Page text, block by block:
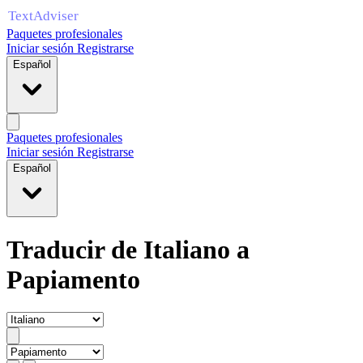
Paquetes profesionales
Iniciar sesión Registrarse
Español
Paquetes profesionales
Iniciar sesión Registrarse
Español
Traducir de Italiano a
Papiamento